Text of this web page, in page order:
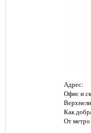
Адрес:
Офис и
Как
От